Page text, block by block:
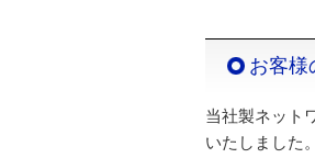
お客様
当社製ネット
いたしました